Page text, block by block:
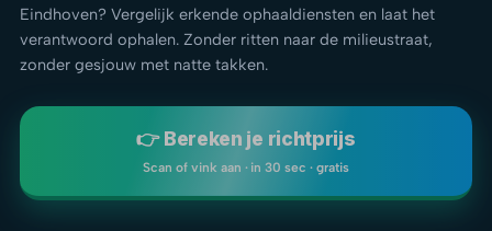
Eindhoven? Vergelijk erkende ophaaldiensten en laat het
verantwoord ophalen. Zonder ritten naar de milieustraat,
zonder gesjouw met natte takken.
👉 Bereken je richtprijs
Scan of vink aan · in 30 sec · gratis